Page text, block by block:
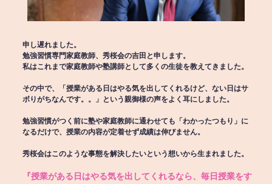
申し遅れました。
勉強習慣専門家庭教師、秀桜会の吉田と申します。
私はこれまで家庭教師や塾講師として多くの生徒を教えてきました。
その中で、「授業がある日はやる気を出してくれるけど、ない日はサ
ボりがちなんです。。」という親御様の声をよく耳にしました。
勉強習慣がつく前に塾や家庭教師に通わせても「わかったつもり」に
なるだけで、授業の内容が定着せず成績は伸びません。
秀桜会はこのような事態を解決したいという想いから生まれました。
『授業がある日はやる気を出してくれるなら、毎日授業をす